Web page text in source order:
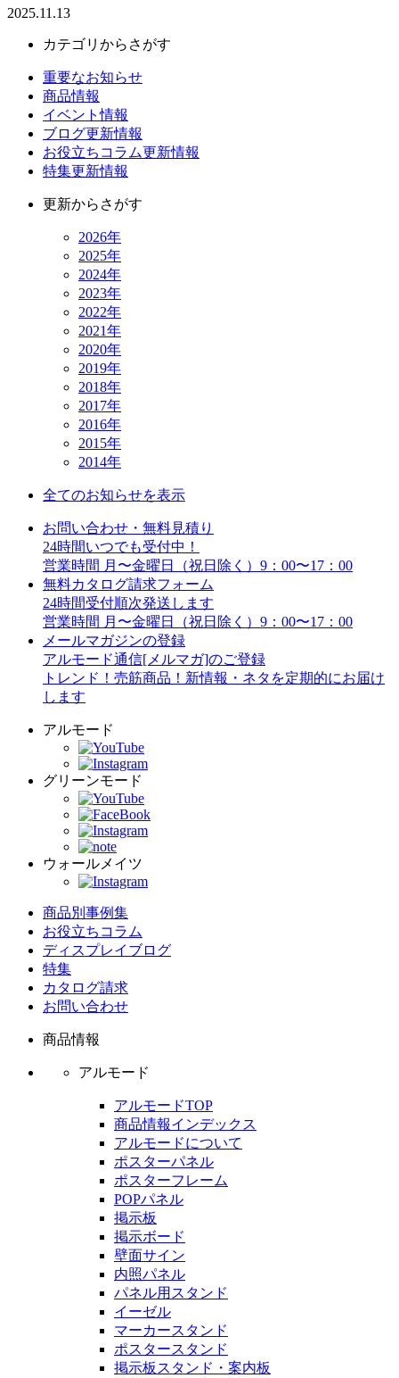
2025.11.13
カテゴリからさがす
重要なお知らせ
商品情報
イベント情報
ブログ更新情報
お役立ちコラム更新情報
特集更新情報
更新からさがす
2026年
2025年
2024年
2023年
2022年
2021年
2020年
2019年
2018年
2017年
2016年
2015年
2014年
全てのお知らせを表示
お問い合わせ・無料見積り
24時間いつでも受付中！
営業時間 月〜金曜日（祝日除く）9：00〜17：00
無料カタログ請求フォーム
24時間受付順次発送します
営業時間 月〜金曜日（祝日除く）9：00〜17：00
メールマガジンの登録
アルモード通信[メルマガ]のご登録
トレンド！売筋商品！新情報・ネタを定期的にお届け
します
アルモード
グリーンモード
ウォールメイツ
商品別事例集
お役立ちコラム
ディスプレイブログ
特集
カタログ請求
お問い合わせ
商品情報
アルモード
アルモードTOP
商品情報インデックス
アルモードについて
ポスターパネル
ポスターフレーム
POPパネル
掲示板
掲示ボード
壁面サイン
内照パネル
パネル用スタンド
イーゼル
マーカースタンド
ポスタースタンド
掲示板スタンド・案内板